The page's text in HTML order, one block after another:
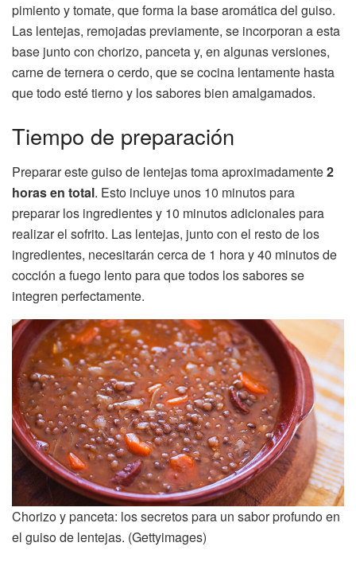
pimiento y tomate, que forma la base aromática del guiso.
Las lentejas, remojadas previamente, se incorporan a esta
base junto con chorizo, panceta y, en algunas versiones,
carne de ternera o cerdo, que se cocina lentamente hasta
que todo esté tierno y los sabores bien amalgamados.
Tiempo de preparación
Preparar este guiso de lentejas toma aproximadamente2
horas en total. Esto incluye unos 10 minutos para
preparar los ingredientes y 10 minutos adicionales para
realizar el sofrito. Las lentejas, junto con el resto de los
ingredientes, necesitarán cerca de 1 hora y 40 minutos de
cocción a fuego lento para que todos los sabores se
integren perfectamente.
Chorizo y panceta: los secretos para un sabor profundo en
el guiso de lentejas. (Gettyimages)